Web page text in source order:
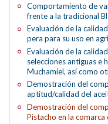
Comportamiento de
frente a la tradicional
Evaluación de la
pera para su uso en
Evaluación de la
selecciones antiguas
Muchamiel, así como
Demostración del
aptitud/calidad del
Demostración del
Pistacho en la